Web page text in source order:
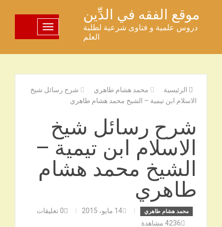
المحتوى
موقع الفقه في الدِّين
دروس علمية و فتاوى شرعية لطلبة
العلم
تبديل اللوحة
الرئيسية محمد هشام طاهري
شرح رسائل شيخ
الاسلام ابن تيمية – الشيخ محمد هشام طاهري
شرح رسائل شيخ
الاسلام ابن تيمية –
الشيخ محمد هشام
طاهري
محمد هشام طاهري 14 مايو، 2015 0تعليقات
4236 مشاهدة